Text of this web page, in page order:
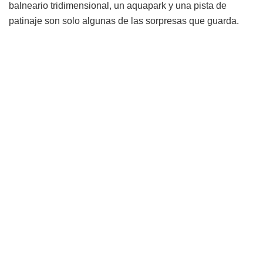
balneario tridimensional, un aquapark y una pista de
patinaje son solo algunas de las sorpresas que guarda.